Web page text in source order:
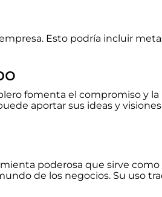
Esto podría incluir
fomenta el compromiso y
aportar sus ideas y
poderosa que sirve
de los negocios. Su uso